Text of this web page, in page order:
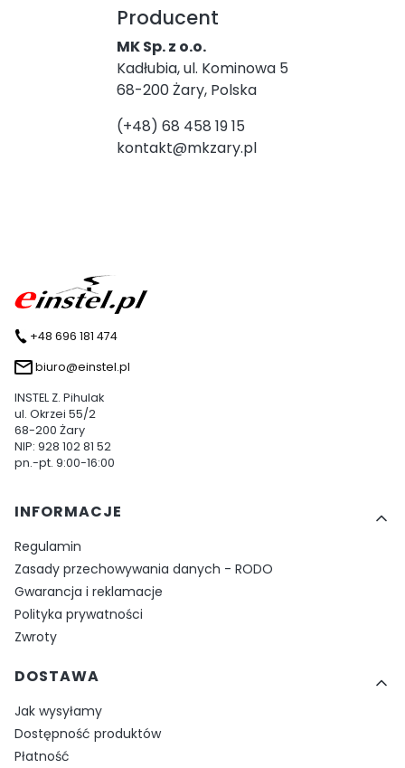
Producent
MK Sp. z o.o.
Kadłubia, ul. Kominowa 5
68-200 Żary, Polska
(+48) 68 458 19 15
kontakt@mkzary.pl
+48 696 181 474
biuro@einstel.pl
INSTEL Z. Pihulak
ul. Okrzei 55/2
68-200 Żary
NIP: 928 102 81 52
pn.-pt. 9:00-16:00
Linki w stopce
INFORMACJE
Regulamin
Zasady przechowywania danych - RODO
Gwarancja i reklamacje
Polityka prywatności
Zwroty
DOSTAWA
Jak wysyłamy
Dostępność produktów
Płatność